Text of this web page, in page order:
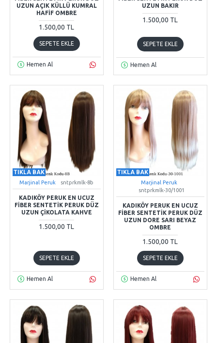
UZUN AÇIK KÜLLÜ KUMRAL
HAFIF OMBRE
1.500,00 TL
SEPETE EKLE
Hemen Al
UZUN BAKIR
1.500,00 TL
SEPETE EKLE
Hemen Al
TIKLA BAK
Marjinal Peruk sntprkmlk-8b
KADIKÖY PERUK EN UCUZ
FIBER SENTETIK PERUK DÜZ
UZUN ÇIKOLATA KAHVE
1.500,00 TL
SEPETE EKLE
Hemen Al
TIKLA BAK
Marjinal Peruk
sntprkmlk-30/1001
KADIKÖY PERUK EN UCUZ
FIBER SENTETIK PERUK DÜZ
UZUN DORE SARI BEYAZ
OMBRE
1.500,00 TL
SEPETE EKLE
Hemen Al